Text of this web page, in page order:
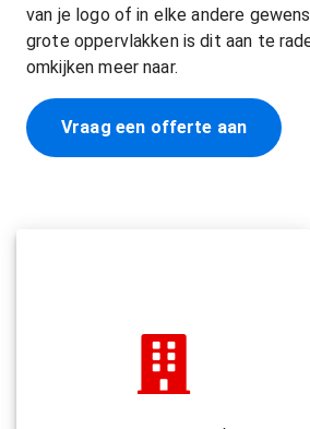
van je logo of in elke andere
grote oppervlakken is dit aan te
omkijken meer naar.
Vraag een offerte aan